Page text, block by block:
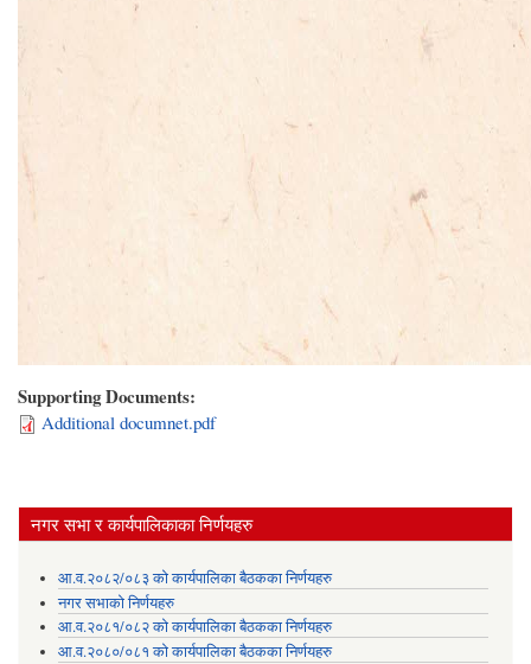
Supporting Documents:
Additional documnet.pdf
नगर सभा र कार्यपालिकाका निर्णयहरु
आ.व.२०८२/०८३ को कार्यपालिका बैठकका निर्णयहरु
नगर सभाको निर्णयहरु
आ.व.२०८१/०८२ को कार्यपालिका बैठकका निर्णयहरु
आ.व.२०८०/०८१ को कार्यपालिका बैठकका निर्णयहरु